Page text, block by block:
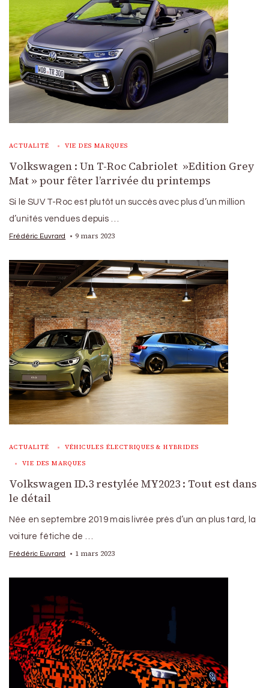
ACTUALITÉ VIE DES MARQUES
Volkswagen : Un T-Roc Cabriolet »Edition Grey
Mat » pour fêter l’arrivée du printemps
Si le SUV T-Roc est plutôt un succès avec plus d’un million
d’unités vendues depuis …
Frédéric Euvrard 9 mars 2023
ACTUALITÉ VÉHICULES ÉLECTRIQUES & HYBRIDES
VIE DES MARQUES
Volkswagen ID.3 restylée MY2023 : Tout est dans
le détail
Née en septembre 2019 mais livrée près d’un an plus tard, la
voiture fétiche de …
Frédéric Euvrard 1 mars 2023